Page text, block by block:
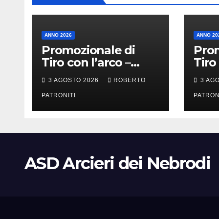
ANNO 2026
Promozionale di
Tiro con l’arco –
Longi (Me)
3 AGOSTO 2026 ROBERTO
PATRONITI
ANNO
Tiro
3
ASD Arcieri dei Nebrodi